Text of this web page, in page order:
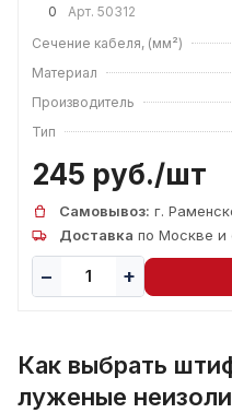
0 Арт. 50312
Сечение кабеля, (мм²)
Материал
Производитель
Тип
245 руб./шт
Самовывоз: г.
Доставка по Москве и
Как выбрать
луженые